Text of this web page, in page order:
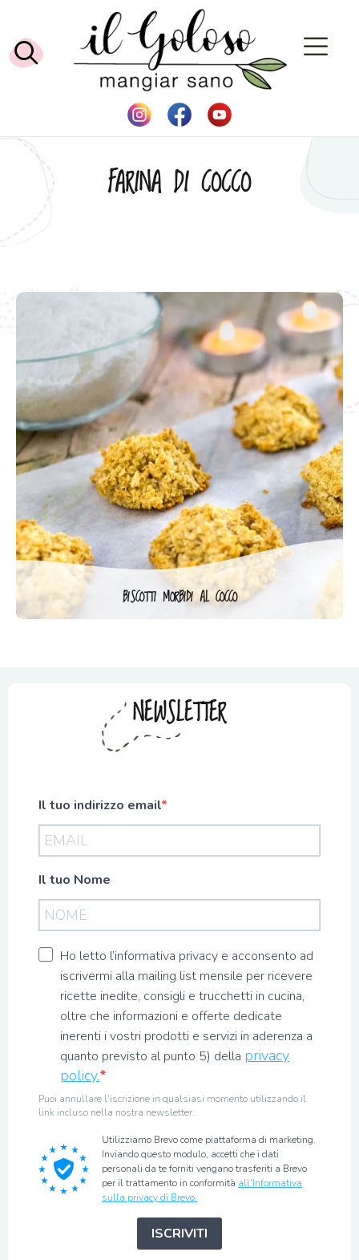
FARINA DI COCCO
BISCOTTI MORBIDI AL COCCO
NEWSLETTER
Il tuo indirizzo email
Il tuo Nome
Ho letto l’informativa privacy e acconsento ad
iscrivermi alla mailing list mensile per ricevere
ricette inedite, consigli e trucchetti in cucina,
oltre che informazioni e offerte dedicate
inerenti i vostri prodotti e servizi in aderenza a
quanto previsto al punto 5) della privacy
policy.
Puoi annullare l'iscrizione in qualsiasi momento utilizzando il
link incluso nella nostra newsletter.
Utilizziamo Brevo come piattaforma di marketing.
Inviando questo modulo, accetti che i dati
personali da te forniti vengano trasferiti a Brevo
per il trattamento in conformità all'Informativa
sulla privacy di Brevo.
ISCRIVITI